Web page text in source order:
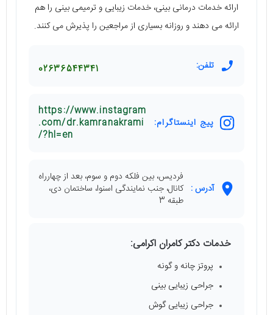
ارائه خدمات درمانی بینی، خدمات زیبایی و ترمیمی بینی را هم
ارائه می دهند و روزانه بسیاری از مراجعین را پذیرش می کنند.
تلفن: 02636544341
پیج اینستاگرام:
https://www.instagram
.com/dr.kamranakrami
/?hl=en
آدرس :
فردیس، بین فلکه دوم و سوم، بعد از چهارراه
کانال، جنب نمایندگی اسنوا، ساختمان دی،
طبقه 3
خدمات دکتر کامران اکرامی:
پروتز چانه و گونه
جراحی زیبایی بینی
جراحی زیبایی گوش